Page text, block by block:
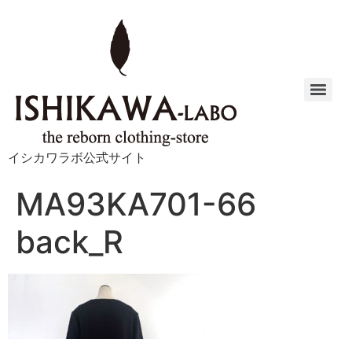
イシカワラボ公式サイト
MA93KA701-66
back_R